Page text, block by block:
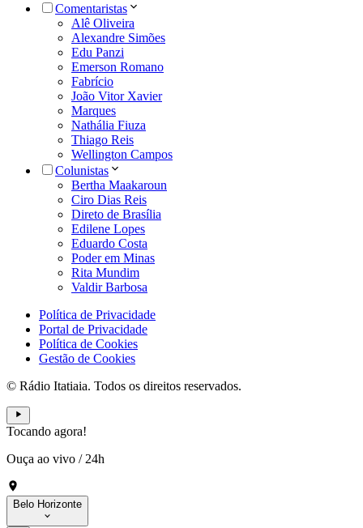
Comentaristas
Alê Oliveira
Alexandre Simões
Edu Panzi
Emerson Romano
Fabrício
João Vitor Xavier
Marques
Nathália Fiuza
Thiago Reis
Wellington Campos
Colunistas
Bertha Maakaroun
Ciro Dias Reis
Direto de Brasília
Edilene Lopes
Eduardo Costa
Poder em Minas
Rita Mundim
Valdir Barbosa
Política de Privacidade
Portal de Privacidade
Política de Cookies
Gestão de Cookies
© Rádio Itatiaia. Todos os direitos reservados.
Tocando agora!
Ouça ao vivo / 24h
Belo Horizonte